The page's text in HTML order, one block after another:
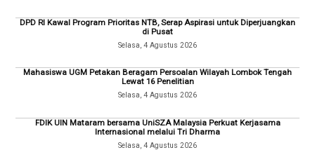
DPD RI Kawal Program Prioritas NTB, Serap Aspirasi untuk Diperjuangkan
di Pusat
Selasa, 4 Agustus 2026
Mahasiswa UGM Petakan Beragam Persoalan Wilayah Lombok Tengah
Lewat 16 Penelitian
Selasa, 4 Agustus 2026
FDIK UIN Mataram bersama UniSZA Malaysia Perkuat Kerjasama
Internasional melalui Tri Dharma
Selasa, 4 Agustus 2026